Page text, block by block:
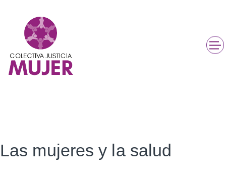
Las mujeres y la salud